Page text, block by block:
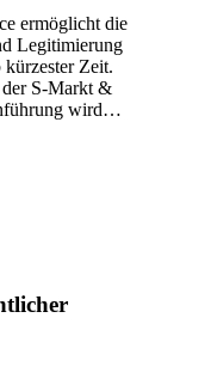
ermöglicht die
Legitimierung
Zeit.
S-Markt &
wird…